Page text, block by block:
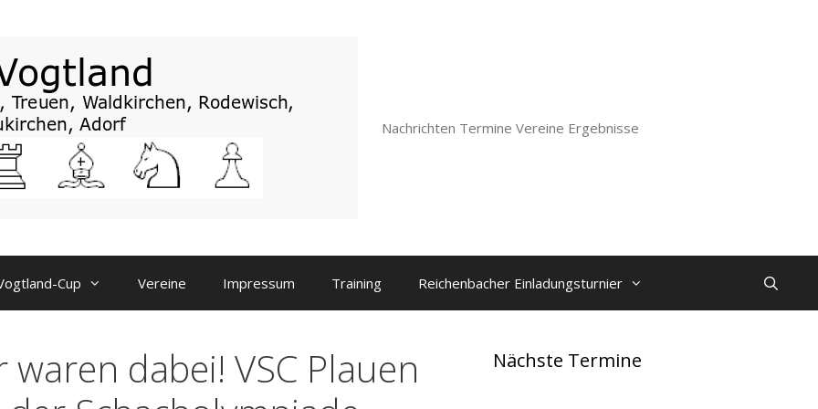
Nachrichten Termine Vereine Ergebnisse
Cup Vereine Impressum Training Reichenbacher Einladungsturnier
waren dabei! VSC Plauen
Nächste Termine